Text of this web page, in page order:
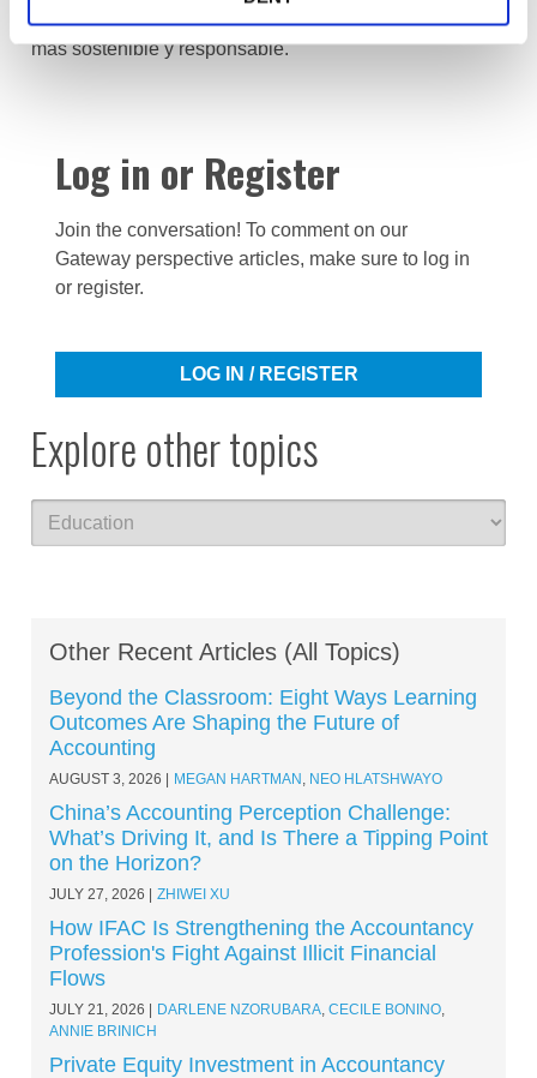
a la encuesta y ayude a abrir el camino hacia un futuro
más sostenible y responsable.
Log in or Register
Join the conversation! To comment on our
Gateway perspective articles, make sure to log in
or register.
LOG IN / REGISTER
Explore other topics
Other Recent Articles (All Topics)
Beyond the Classroom: Eight Ways Learning
Outcomes Are Shaping the Future of
Accounting
AUGUST 3, 2026 MEGAN HARTMAN , NEO HLATSHWAYO
China’s Accounting Perception Challenge:
What’s Driving It, and Is There a Tipping Point
on the Horizon?
JULY 27, 2026 ZHIWEI XU
How IFAC Is Strengthening the Accountancy
Profession's Fight Against Illicit Financial
Flows
JULY 21, 2026 DARLENE NZORUBARA, CECILE BONINO,
ANNIE BRINICH
Private Equity Investment in Accountancy